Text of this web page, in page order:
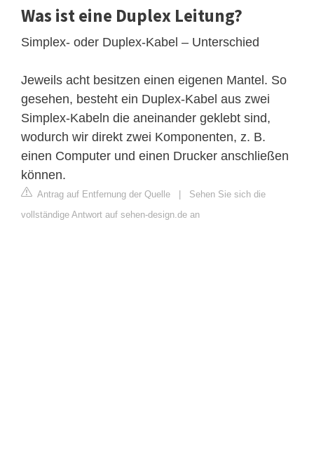
Was ist eine Duplex Leitung?
Simplex- oder Duplex-Kabel – Unterschied
Jeweils acht besitzen einen eigenen Mantel. So
gesehen, besteht ein Duplex-Kabel aus zwei
Simplex-Kabeln die aneinander geklebt sind,
wodurch wir direkt zwei Komponenten, z. B.
einen Computer und einen Drucker anschließen
können.
Antrag auf Entfernung der Quelle | Sehen Sie sich die
vollständige Antwort auf sehen-design.de an